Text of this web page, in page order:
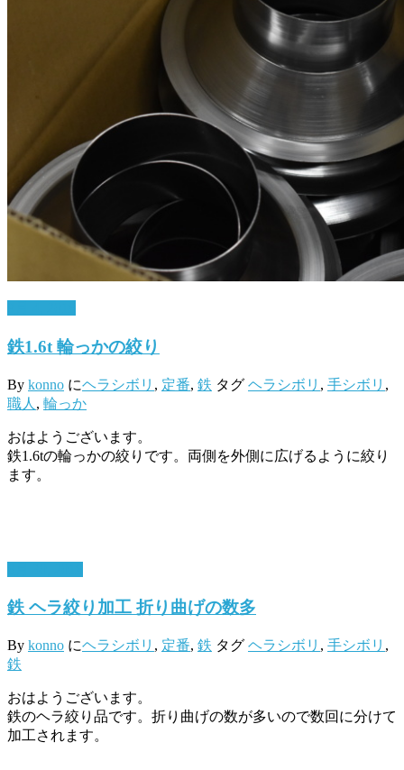
鉄1.6t 輪っかの絞り
By konno にヘラシボリ , 定番, 鉄 タグ ヘラシボリ , 手シボリ ,
職人 , 輪っか
おはようございます。
鉄1.6tの輪っかの絞りです。両側を外側に広げるように絞り
ます。
鉄 ヘラ絞り加工 折り曲げの数多
By konno にヘラシボリ , 定番, 鉄 タグ ヘラシボリ , 手シボリ ,
鉄
おはようございます。
鉄のヘラ絞り品です。折り曲げの数が多いので数回に分けて
加工されます。